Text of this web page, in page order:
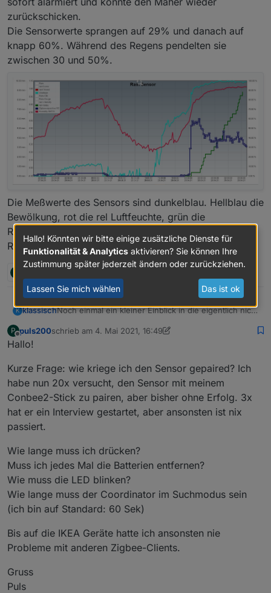
zurückschicken.
Die Sensorwerte sprangen auf 29% und danach auf
knapp 60%. Während des Regens pendelten sie
zwischen 30 und 50%.
Die Meßwerte des Sensors sind dunkelblau. Hellblau die
Bewölkung, rot die rel Luftfeuchte, grün die
Regenmenge, gemessen mit einem Wippen-
Regenmengenmesser.
2 Antworten
K klassischNoch einmal ein kleiner Einblick in die eigentlich nicht
Steuerung des Rasenmähers.
Man sieht, daß es in dieser Zeit keine false positives
gab. Bei Morgennebel ga es kleine Wertanstiege auf
ca. 6%; bisher jedenfalls unter 10%.
Gestern Abend setzte wenige Minuten nach Ausfahrt
des Rasenmähers ein deutlicher Regen ein. Ich
wurde sofort alarmiert und konnte den Mäher wieder
Die Sensorwerte sprangen auf 29% und danach auf
knapp 60%. Während des Regens pendelten sie
P
Offline
puls200schrieb am 4. Mai 2021, 16:49
zuletzt editiert von puls2005. Apr. 2021, 18:50
Hallo!
Kurze Frage: wie kriege ich den Sensor gepaired? Ich
habe nun 20x versucht, den Sensor mit meinem
Conbee2-Stick zu pairen, aber bisher ohne Erfolg. 3x
hat er ein Interview gestartet, aber ansonsten ist nix
passiert.
Wie lange muss ich drücken?
Muss ich jedes Mal die Batterien entfernen?
Wie muss die LED blinken?
Wie lange muss der Coordinator im Suchmodus sein
(ich bin auf Standard: 60 Sek)
Bis auf die IKEA Geräte hatte ich ansonsten nie
Probleme mit anderen Zigbee-Clients.
Gruss
Puls
Hallo! Könnten wir bitte einige zusätzliche Dienste für
Funktionalität & Analytics aktivieren? Sie können Ihre
Zustimmung später jederzeit ändern oder zurückziehen.
Lassen Sie mich wählen Das ist ok